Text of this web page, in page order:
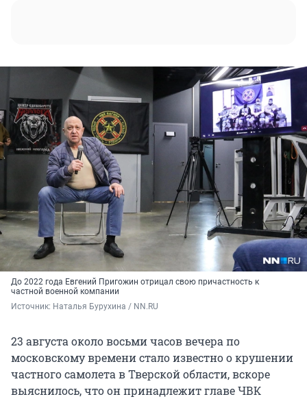
До 2022 года Евгений Пригожин отрицал свою причастность к
частной военной компании
Источник: Наталья Бурухина / NN.RU
23 августа около восьми часов вечера по
московскому времени стало известно о крушении
частного самолета в Тверской области, вскоре
выяснилось, что он принадлежит главе ЧВК